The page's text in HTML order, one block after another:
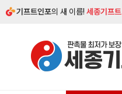
기프트인포의 새 이름!세종기프트